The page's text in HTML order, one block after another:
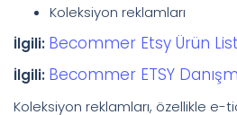
Koleksiyon reklamları
İlgili: Becommer Etsy Ürün
İlgili: Becommer ETSY
Koleksiyon reklamları, özellikle e-